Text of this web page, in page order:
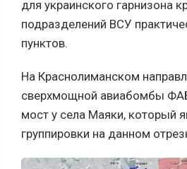
для украинского гарнизона
подразделений ВСУ
пунктов.
На Краснолиманском
сверхмощной авиабомбы
мост у села Маяки, который
группировки на данном